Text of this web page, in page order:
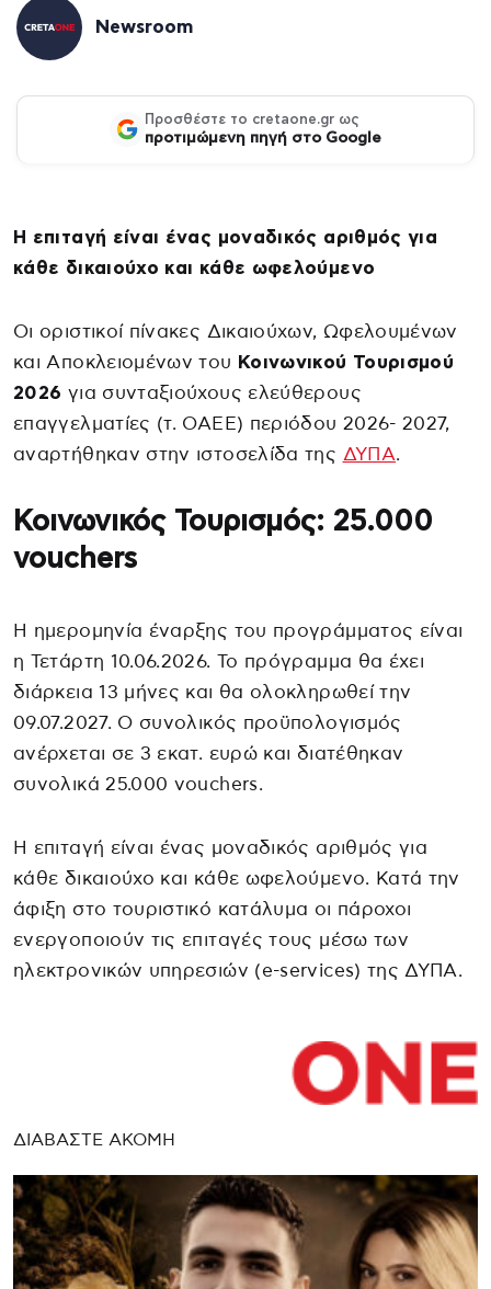
Newsroom
Προσθέστε το cretaone.gr ως
προτιμώμενη πηγή στο Google
Η επιταγή είναι ένας μοναδικός αριθμός για
κάθε δικαιούχο και κάθε ωφελούμενο
Οι οριστικοί πίνακες Δικαιούχων, Ωφελουμένων
και Αποκλειομένων του Κοινωνικού Τουρισμού
2026 για συνταξιούχους ελεύθερους
επαγγελματίες (τ. ΟΑΕΕ) περιόδου 2026- 2027,
αναρτήθηκαν στην ιστοσελίδα της ΔΥΠΑ.
Κοινωνικός Τουρισμός: 25.000
vouchers
Η ημερομηνία έναρξης του προγράμματος είναι
η Τετάρτη 10.06.2026. Το πρόγραμμα θα έχει
διάρκεια 13 μήνες και θα ολοκληρωθεί την
09.07.2027. Ο συνολικός προϋπολογισμός
ανέρχεται σε 3 εκατ. ευρώ και διατέθηκαν
συνολικά 25.000 vouchers.
Η επιταγή είναι ένας μοναδικός αριθμός για
κάθε δικαιούχο και κάθε ωφελούμενο. Κατά την
άφιξη στο τουριστικό κατάλυμα οι πάροχοι
ενεργοποιούν τις επιταγές τους μέσω των
ηλεκτρονικών υπηρεσιών (e-services) της ΔΥΠΑ.
ΔΙΑΒΑΣΤΕ ΑΚΟΜΗ